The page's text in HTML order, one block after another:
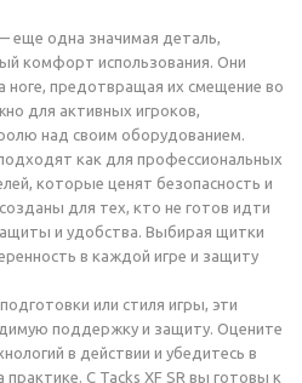
еще одна значимая деталь,
комфорт использования. Они
предотвращая их смещение во
для активных игроков,
над своим оборудованием.
как для профессиональных
которые ценят безопасность и
для тех, кто не готов идти
и удобства. Выбирая щитки
в каждой игре и защиту
или стиля игры, эти
поддержку и защиту. Оцените
в действии и убедитесь в
С Tacks XF SR вы готовы к